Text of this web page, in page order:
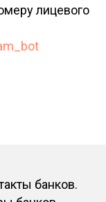
лицевого
банков.